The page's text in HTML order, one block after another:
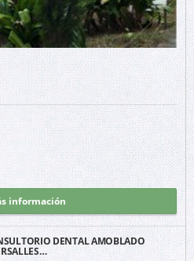
información
DENTAL AMOBLADO